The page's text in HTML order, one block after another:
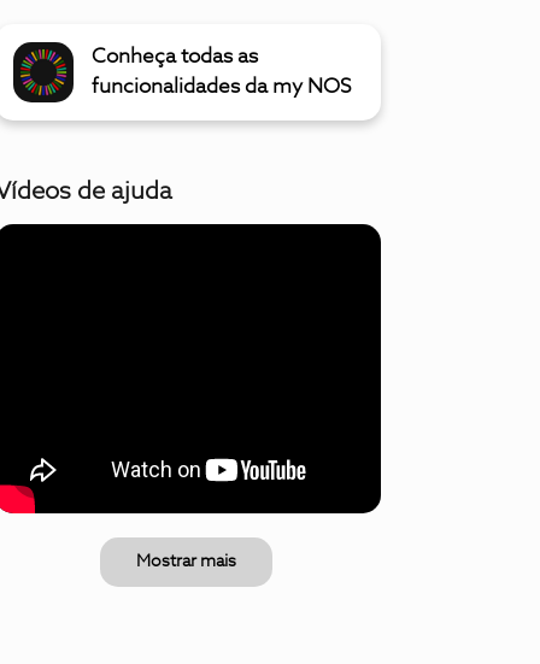
Conheça todas as
funcionalidades da my NOS
de ajuda
Mostrar mais